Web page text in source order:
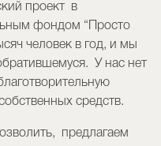
проект в
фондом “Просто
человек в год, и мы
У нас нет
средств.
предлагаем